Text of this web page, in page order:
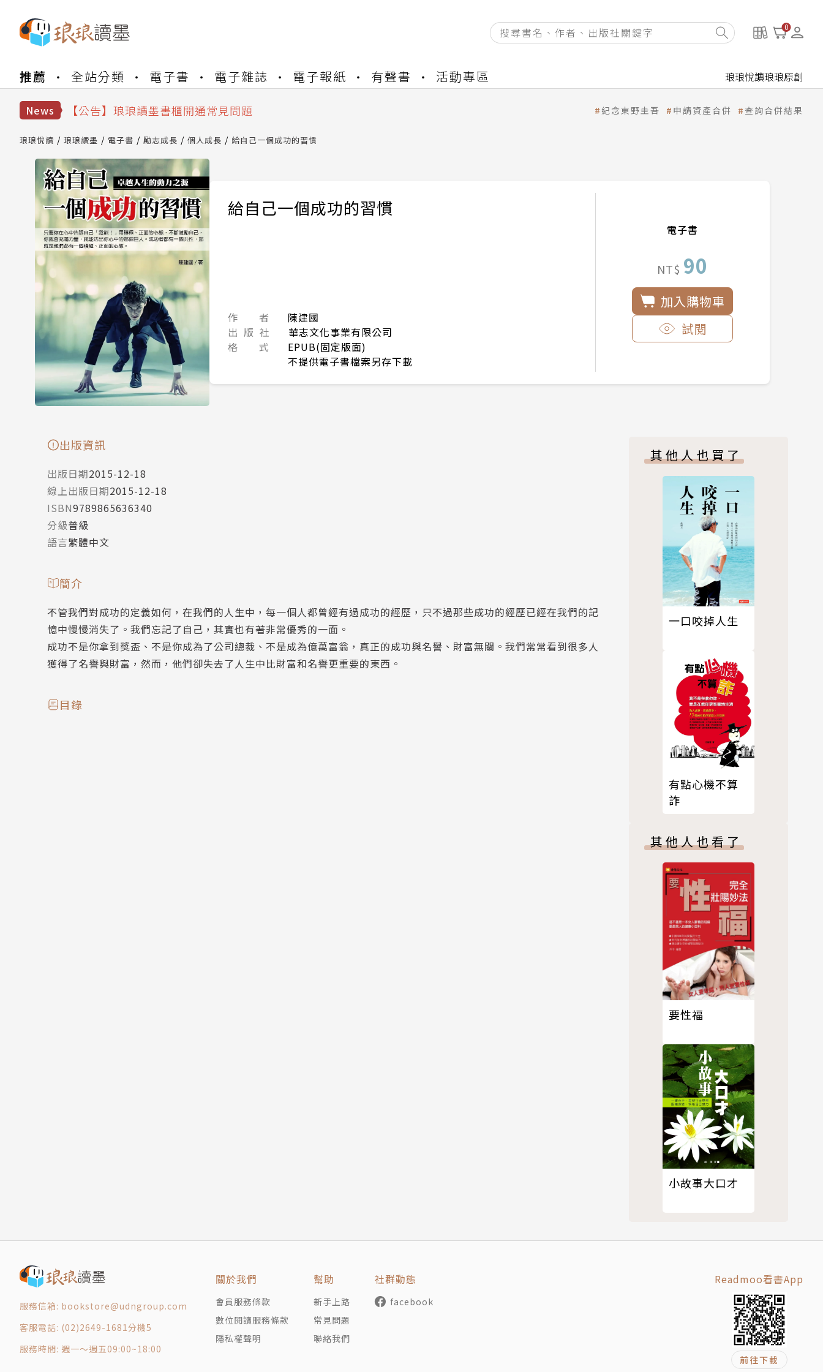
0
推薦 全站分類 電子書 電子雜誌 電子報紙 有聲書 活動專區 琅琅悅讀琅琅原創
News
【公告】琅琅讀墨數位閱讀資產合併與書櫃開通申請
【公告】琅琅讀墨 3 分鐘完成書櫃開通與資產合併申請圖文教學
【公告】琅琅讀墨數位閱讀資產合併與書櫃開通申請
紀念東野圭吾 申請資產合併 查詢合併結果
琅琅悅讀 琅琅讀墨 電子書 勵志成長 個人成長 給自己一個成功的習慣
給自己一個成功的習慣
作 者
陳建國
出 版 社
華志文化事業有限公司
格 式
EPUB(固定版面)
不提供電子書檔案另存下載
電子書
NT$ 90
加入購物車
試閱
出版資訊
出版日期2015-12-18
線上出版日期2015-12-18
ISBN9789865636340
分級普級
語言繁體中文
簡介
不管我們對成功的定義如何，在我們的人生中，每一個人都曾經有過成功的經歷，只不過那些成功的經歷已經在我們的記
憶中慢慢消失了。我們忘記了自己，其實也有著非常優秀的一面。
成功不是你拿到獎盃、不是你成為了公司總裁、不是成為億萬富翁，真正的成功與名譽、財富無關。我們常常看到很多人
獲得了名譽與財富，然而，他們卻失去了人生中比財富和名譽更重要的東西。
目錄
其他人也買了
一口咬掉人生
有點心機不算
詐
其他人也看了
要性福
小故事大口才
服務信箱: bookstore@udngroup.com
客服電話: (02)2649-1681分機5
服務時間: 週一～週五09:00~18:00
關於我們
會員服務條款
數位閱讀服務條款
隱私權聲明
幫助
新手上路
常見問題
聯絡我們
社群動態
facebook
Readmoo看書App
前往下載